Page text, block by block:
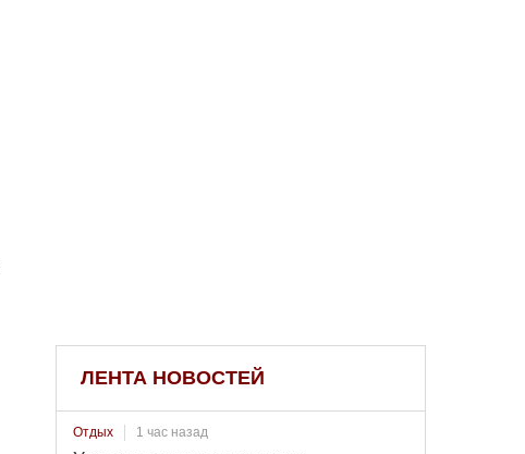
ЛЕНТА НОВОСТЕЙ
Отдых 1 час назад